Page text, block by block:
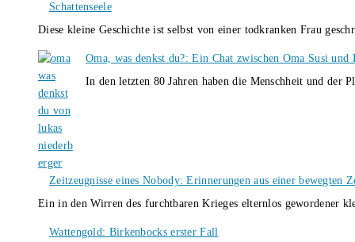
Schattenseele
Diese kleine Geschichte ist selbst von einer todkranken Frau
Oma, was denkst du?: Ein Chat zwischen Oma Susi
In den letzten 80 Jahren haben die Menschheit und
Zeitzeugnisse eines Nobody: Erinnerungen aus einer bewegten
Ein in den Wirren des furchtbaren Krieges elternlos gewordener
Wattengold: Birkenbocks erster Fall